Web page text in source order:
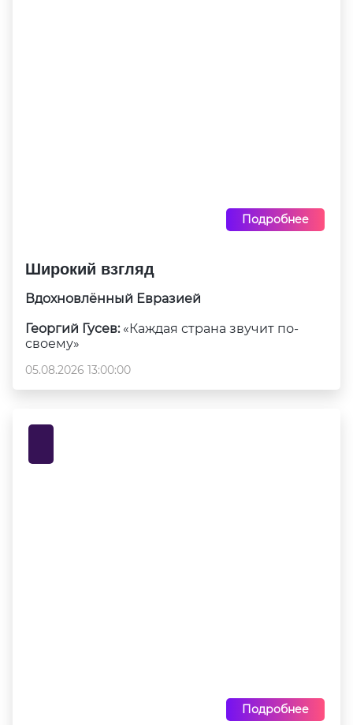
Подробнее
Широкий взгляд
Вдохновлённый Евразией
Георгий Гусев:«Каждая страна звучит по-
своему»
05.08.2026 13:00:00
Подробнее